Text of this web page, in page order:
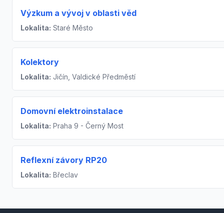
Výzkum a vývoj v oblasti věd
Lokalita: Staré Město
Kolektory
Lokalita: Jičín, Valdické Předměstí
Domovní elektroinstalace
Lokalita: Praha 9 - Černý Most
Reflexní závory RP20
Lokalita: Břeclav